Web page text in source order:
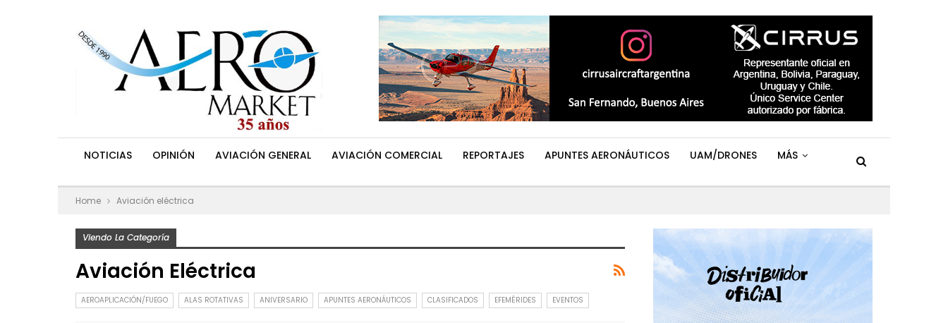
NOTICIAS OPINIÓN AVIACIÓN GENERAL AVIACIÓN COMERCIAL REPORTAJES APUNTES AERONÁUTICOS UAM/DRONES MÁS
Home Aviación eléctrica
Viendo La Categoría
Aviación Eléctrica
AEROAPLICACIÓN/FUEGO ALAS ROTATIVAS ANIVERSARIO APUNTES AERONÁUTICOS CLASIFICADOS EFEMÉRIDES EVENTOS